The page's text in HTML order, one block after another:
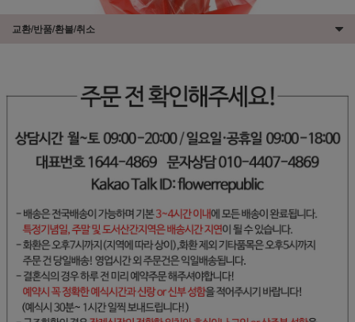
교환/반품/환불/취소